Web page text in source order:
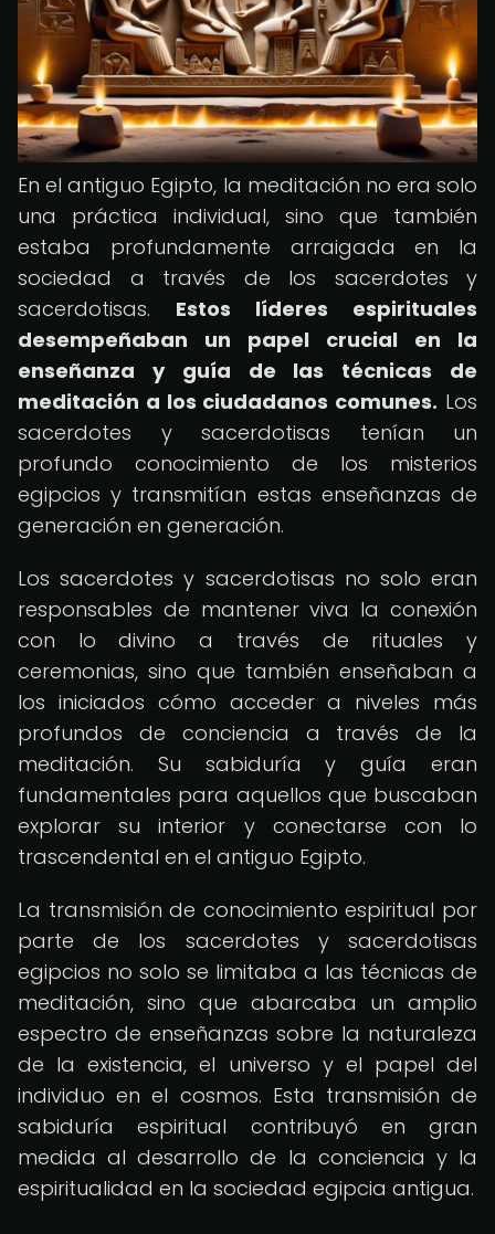
En el antiguo Egipto, la meditación no era solo
una práctica individual, sino que también
estaba profundamente arraigada en la
sociedad a través de los sacerdotes y
sacerdotisas. Estos líderes espirituales
desempeñaban un papel crucial en la
enseñanza y guía de las técnicas de
meditación a los ciudadanos comunes. Los
sacerdotes y sacerdotisas tenían un
profundo conocimiento de los misterios
egipcios y transmitían estas enseñanzas de
generación en generación.
Los sacerdotes y sacerdotisas no solo eran
responsables de mantener viva la conexión
con lo divino a través de rituales y
ceremonias, sino que también enseñaban a
los iniciados cómo acceder a niveles más
profundos de conciencia a través de la
meditación. Su sabiduría y guía eran
fundamentales para aquellos que buscaban
explorar su interior y conectarse con lo
trascendental en el antiguo Egipto.
La transmisión de conocimiento espiritual por
parte de los sacerdotes y sacerdotisas
egipcios no solo se limitaba a las técnicas de
meditación, sino que abarcaba un amplio
espectro de enseñanzas sobre la naturaleza
de la existencia, el universo y el papel del
individuo en el cosmos. Esta transmisión de
sabiduría espiritual contribuyó en gran
medida al desarrollo de la conciencia y la
espiritualidad en la sociedad egipcia antigua.